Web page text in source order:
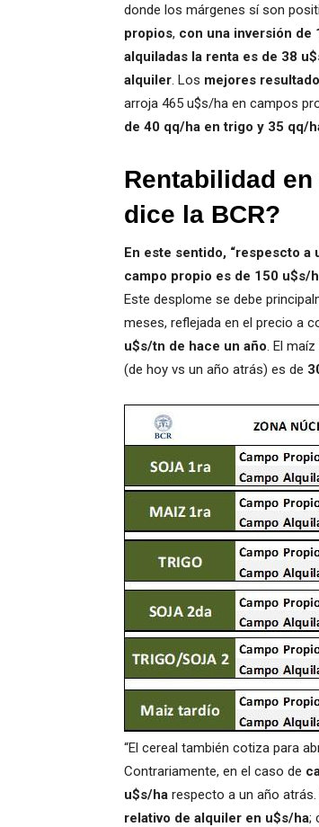
donde los márgenes sí son
propios, con una inversión de
alquiladas la renta es de 38
alquiler. Los mejores
arroja 465 u$s/ha en campos
de 40 qq/ha en trigo y 35 qq/
Rentabilidad
dice la BCR?
En este sentido, “respescto a
campo propio es de 150 u$s/
Este desplome se debe
meses, reflejada en el precio a
u$s/tn de hace un año. El
(de hoy vs un año atrás) es de
“El cereal también cotiza para
Contrariamente, en el caso de
u$s/ha respecto a un año atrás.
relativo de alquiler en u$s/ha;